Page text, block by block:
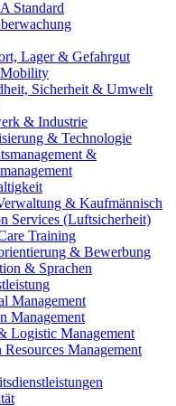
Standard
Lager & Gefahrgut
Sicherheit & Umwelt
& Industrie
& Technologie
&
& Kaufmännisch
Services (Luftsicherheit)
Training
& Bewerbung
& Sprachen
Management
Management
Logistic Management
Resources Management